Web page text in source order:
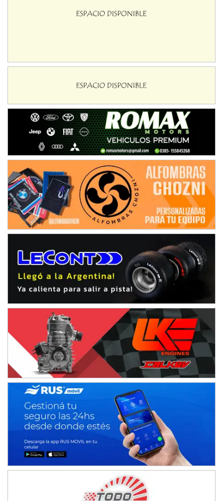
NORESTE SANTAFESINO - F6
José Samuel Sánchez (Tierra)
El Timbó (Tucumán)